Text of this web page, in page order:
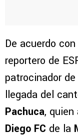
De acuerdo
reportero de
patrocinador de
llegada del
Pachuca,
Diego FC de la